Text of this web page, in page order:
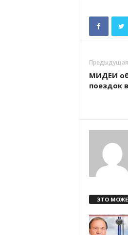
МИДЕИ
поездок
ЭТО